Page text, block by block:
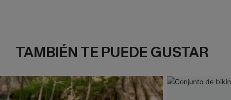
TAMBIÉN TE PUEDE GUSTAR